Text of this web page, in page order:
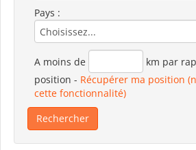
Pays :
A moins de
km par
position - Récupérer ma position
cette fonctionnalité)